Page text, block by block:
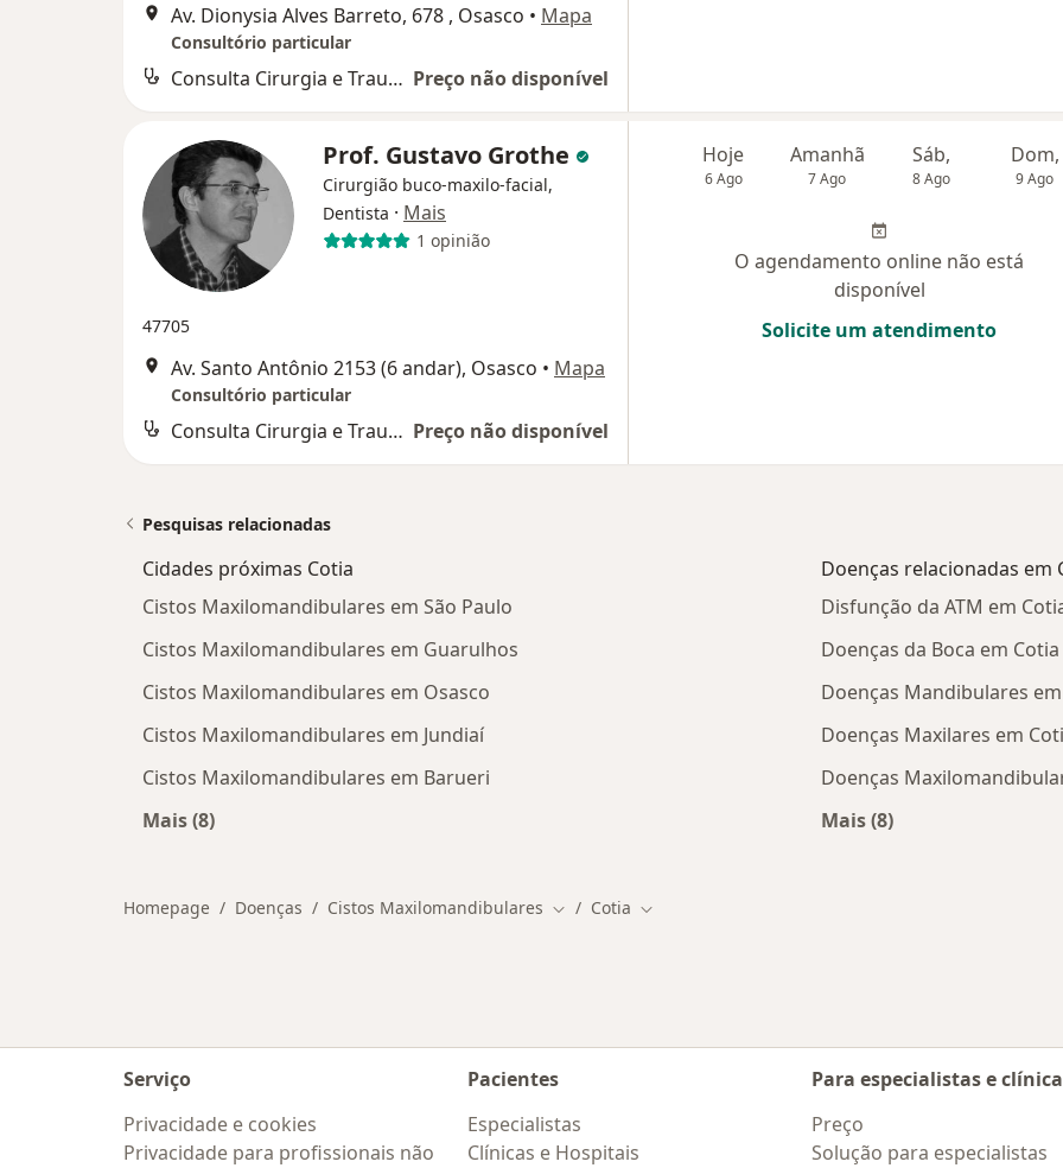
Av. Dionysia Alves Barreto, 678 , Osasco • Mapa
Consultório particular
Consulta Cirurgia e Traumatologia Buco-maxilo-facial Preço não disponível
Prof. Gustavo Grothe
Cirurgião buco-maxilo-facial,
Dentista · Mais
1 opinião
47705
Av. Santo Antônio 2153 (6 andar), Osasco • Mapa
Consultório particular
Consulta Cirurgia e Traumatologia Buco-maxilo-facial Preço não disponível
Hoje
6 Ago
Amanhã
7 Ago
Sáb,
8 Ago
Dom,
9 Ago
O agendamento online não está
disponível
Solicite um atendimento
Pesquisas relacionadas
Cidades próximas Cotia
Cistos Maxilomandibulares em São Paulo
Cistos Maxilomandibulares em Guarulhos
Cistos Maxilomandibulares em Osasco
Cistos Maxilomandibulares em Jundiaí
Cistos Maxilomandibulares em Barueri
Mais (8)
Doenças relacionadas em
Disfunção da ATM em
Doenças da Boca em Cotia
Doenças Mandibulares
Doenças Maxilares em
Doenças
Mais (8)
Homepage Doenças Cistos Maxilomandibulares Mudar de cidade
Cotia Mudar de cidade
Serviço
Privacidade e cookies
Privacidade para profissionais não
Pacientes
Especialistas
Clínicas e Hospitais
Para especialistas e
Preço
Solução para especialistas